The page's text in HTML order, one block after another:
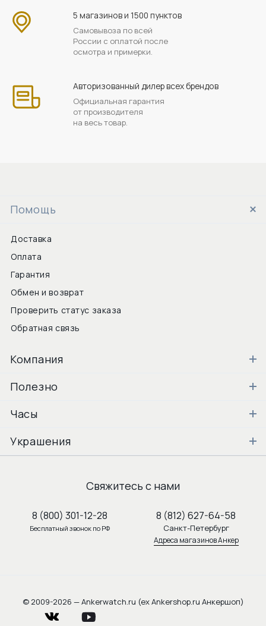
5 магазинов и 1500 пунктов
Самовывоза по всей
России с оплатой после
осмотра и примерки.
Авторизованный дилер всех брендов
Официальная гарантия
от производителя
на весь товар.
Помощь
Доставка
Оплата
Гарантия
Обмен и возврат
Проверить статус заказа
Обратная связь
Компания
Полезно
Часы
Украшения
Свяжитесь с нами
8 (800) 301-12-28
Бесплатный звонок по РФ
8 (812) 627-64-58
Санкт-Петербург
Адреса магазинов Анкер
© 2009-2026 — Ankerwatch.ru (ex Ankershop.ru Анкершоп)
vkontakte youtube